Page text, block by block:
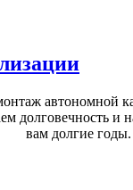
автономной
долговечность и
вам долгие